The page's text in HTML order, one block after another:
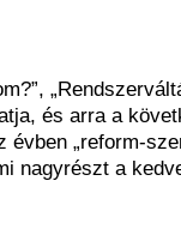
és arra a
évben „reform-
nagyrészt a